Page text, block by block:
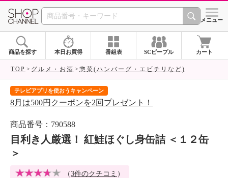
SHOP CHANNEL シメニュー
商品を探す 本日お買得 番組表 SCピープル カート
TOP グルメ・お酒 惣菜(ハンバーグ・エビチリなど)
テレビアプリを使おうキャンペーン
8月は500円クーポンを2回プレゼント！
商品番号：790588
目利き人厳選！ 紅鮭ほぐし身缶詰 ＜１２缶
＞
（3件のクチコミ ）